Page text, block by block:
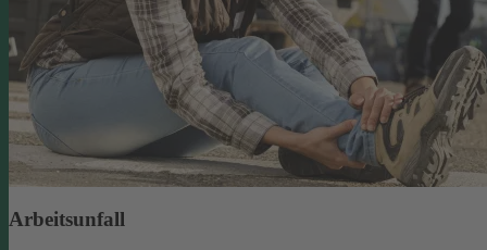
Arbeitsunfall